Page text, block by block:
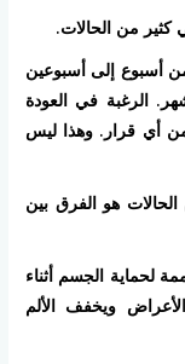
كثير من الحالات.
أسبوع إلى أسبوعين
الرغبة في العودة
أي قرار. وهذا ليس
هو الفرق بين
لحماية الجسم أثناء
ويخفف الألم